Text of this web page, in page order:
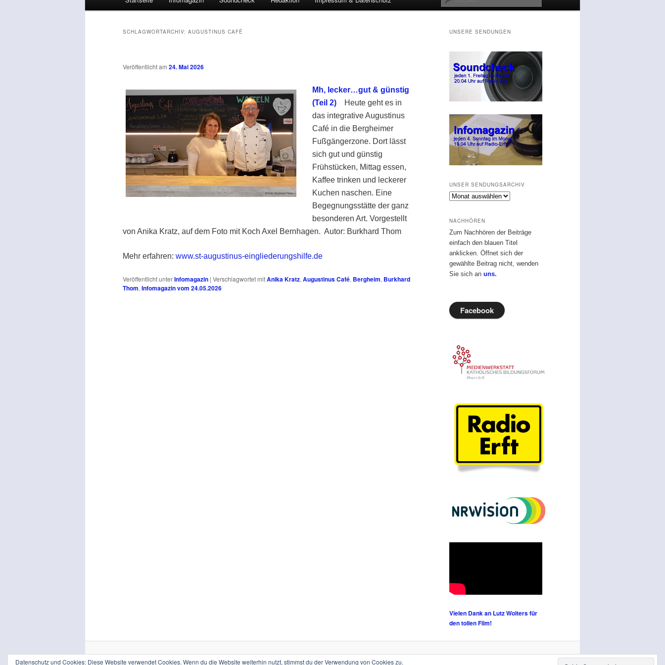
SCHLAGWORTARCHIV: AUGUSTINUS CAFÉ
Veröffentlicht am 24. Mai 2026
Mh, lecker…gut & günstig
(Teil 2)
Heute geht es in
das integrative Augustinus
Café in die Bergheimer
Fußgängerzone. Dort lässt
sich gut und günstig
Frühstücken, Mittag essen,
Kaffee trinken und leckerer
Kuchen naschen. Eine
Begegnungsstätte der ganz
besonderen Art. Vorgestellt
von Anika Kratz, auf dem Foto mit Koch Axel Bernhagen. Autor: Burkhard Thom
Mehr erfahren: www.st-augustinus-eingliederungshilfe.de
Veröffentlicht unterInfomagazin | Verschlagwortet mitAnika Kratz, Augustinus Café, Bergheim, Burkhard
Thom, Infomagazin vom 24.05.2026
UNSERE SENDUNGEN
UNSER SENDUNGSARCHIV
Unser
NACHHÖREN
Zum Nachhören der Beiträge
einfach den blauen Titel
anklicken. Öffnet sich der
gewählte Beitrag nicht, wenden
Sie sich an uns.
Facebook
Vielen Dank an Lutz Wolters für
den tollen Film!
Stolz präsentiert von WordPress
Datenschutz und Cookies: Diese Website verwendet Cookies. Wenn du die Website weiterhin nutzt, stimmst du der Verwendung von Cookies zu.